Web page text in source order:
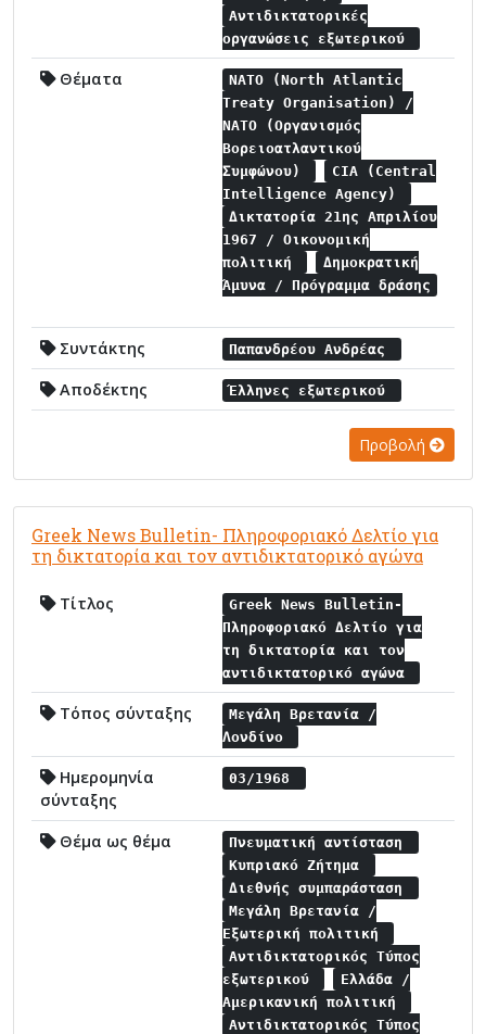
Αντιδικτατορικές
οργανώσεις εξωτερικού
Θέματα
NATO (North Atlantic
Treaty Organisation) /
NATO (Οργανισμός
Βορειοατλαντικού
Συμφώνου)
CIA (Central
Intelligence Agency)
Δικτατορία 21ης Απριλίου
1967 / Οικονομική
πολιτική
Δημοκρατική
Άμυνα / Πρόγραμμα δράσης
Συντάκτης Παπανδρέου Ανδρέας
Αποδέκτης Έλληνες εξωτερικού
Προβολή
Greek News Bulletin- Πληροφοριακό Δελτίο για
τη δικτατορία και τον αντιδικτατορικό αγώνα
Τίτλος
Greek News Bulletin-
Πληροφοριακό Δελτίο για
τη δικτατορία και τον
αντιδικτατορικό αγώνα
Τόπος σύνταξης
Μεγάλη Βρετανία /
Λονδίνο
Ημερομηνία
σύνταξης
03/1968
Θέμα ως θέμα
Πνευματική αντίσταση
Κυπριακό Ζήτημα
Διεθνής συμπαράσταση
Μεγάλη Βρετανία /
Εξωτερική πολιτική
Αντιδικτατορικός Τύπος
εξωτερικού
Ελλάδα /
Αμερικανική πολιτική
Αντιδικτατορικός Τύπος